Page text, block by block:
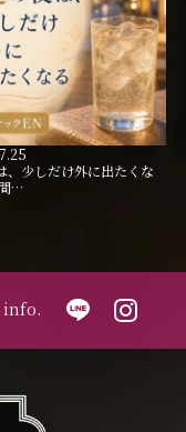
、少しだけ外に出たくな
…
info.